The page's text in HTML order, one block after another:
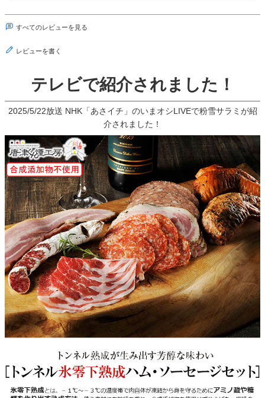
テレビで紹介されました！
2025/5/22放送 NHK「あさイチ」のいまオシLIVEで粉雪サラミが紹
介されました！
すべてのレビューを見る
レビューを書く